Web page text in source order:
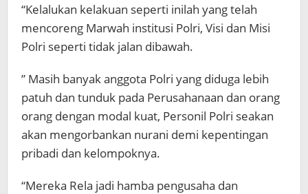
“Kelalukan kelakuan seperti inilah yang telah
mencoreng Marwah institusi Polri, Visi dan Misi
Polri seperti tidak jalan dibawah.
” Masih banyak anggota Polri yang diduga lebih
patuh dan tunduk pada Perusahanaan dan orang
orang dengan modal kuat, Personil Polri seakan
akan mengorbankan nurani demi kepentingan
pribadi dan kelompoknya.
“Mereka Rela jadi hamba pengusaha dan